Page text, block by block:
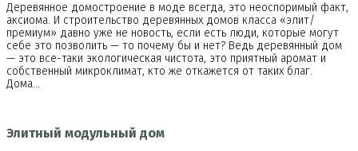
Деревянное домостроение в моде всегда, это неоспоримый факт,
аксиома. И строительство деревянных домов класса «элит/
премиум» давно уже не новость, если есть люди, которые могут
себе это позволить — то почему бы и нет? Ведь деревянный дом
— это все-таки экологическая чистота, это приятный аромат и
собственный микроклимат, кто же откажется от таких благ.
Дома…
Элитный модульный дом